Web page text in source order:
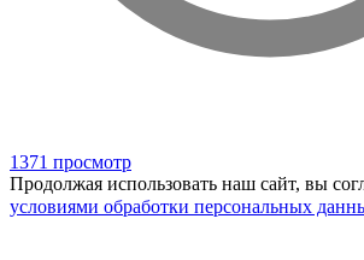
1371 просмотр
Продолжая использовать наш сайт, вы
условиями обработки персональных